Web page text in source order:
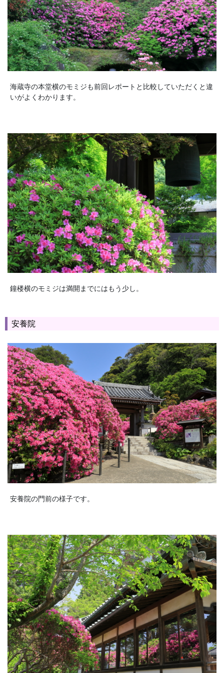
海蔵寺の本堂横のモミジも前回レポートと比較していただくと違
いがよくわかります。
鐘楼横のモミジは満開までにはもう少し。
安養院
安養院の門前の様子です。